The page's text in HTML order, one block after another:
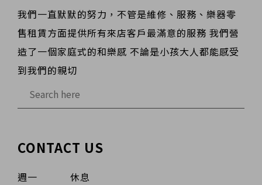
我們一直默默的努力，不管是維修、服務、樂器零
售租賃方面提供所有來店客戶最滿意的服務 我們營
造了一個家庭式的和樂感 不論是小孩大人都能感受
到我們的親切
CONTACT US
週一 休息